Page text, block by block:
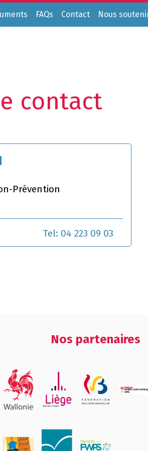
FAQs Contact Nous
contact
Prévention
Tel: 04 223 09 03
Nos partenaires